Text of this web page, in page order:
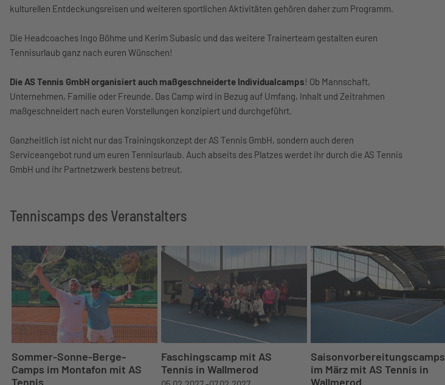
kulturellen Entdeckungsreisen und weiteren sportlichen Aktivitäten gehören daher zum Programm.
Die Headcoaches Ingo Böhme und Kerim Subasic und das weitere Trainerteam gestalten euren
Tennisurlaub ganz nach euren Wünschen!
Die AS Tennis GmbH organisiert auch maßgeschneiderte Individualcamps! Ob Mannschaft,
Unternehmen, Familie oder Freunde. Das Camp wird in Bezug auf Umfang, Inhalt und Zeitrahmen
maßgeschneidert nach euren Vorstellungen konzipiert und durchgeführt.
Ganzheitlich ist nicht nur das Trainingskonzept der AS Tennis GmbH, sondern auch deren
Serviceangebot rund um euren Tennisurlaub. Auch abseits des Platzes werdet ihr durch die AS Tennis
GmbH und ihr Partnetzwerk bestens betreut.
Tenniscamps des Veranstalters
Sommer-Sonne-Berge-
Camps im Montafon mit AS
Tennis
Faschingscamp mit AS
Tennis in Wallmerod
Saisonvorbereitungscamps
im März mit AS Tennis in
Wallmerod